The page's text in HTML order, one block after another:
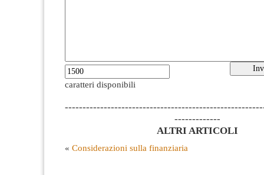
caratteri disponibili
-------------
ALTRI ARTICOLI
« Considerazioni sulla finanziaria